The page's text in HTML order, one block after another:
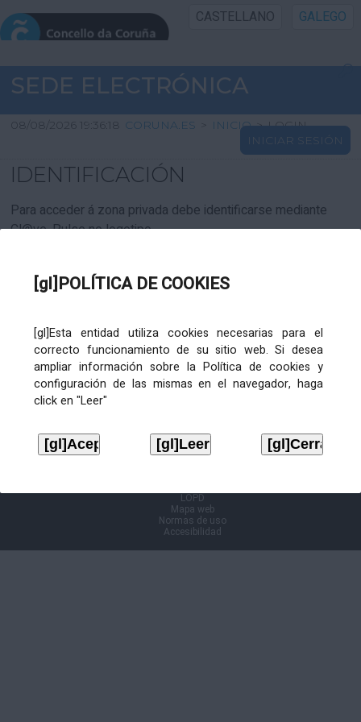
[gl]POLÍTICA DE COOKIES
[gl]Esta entidad utiliza cookies necesarias para el
correcto funcionamiento de su sitio web. Si desea
ampliar información sobre la Política de cookies y
configuración de las mismas en el navegador, haga
click en "Leer"
CASTELLANO GALEGO
INICIO SEDE
INICIO
INFORMACIÓN PÚBLICA
CARTAFOL CIDADÁN
SEDE ELECTRÓNICA
08/08/2026 19:36:18 CORUNA.ES > INICIO > LOGIN
INICIAR SESIÓN
IDENTIFICACIÓN
Para acceder á zona privada debe identificarse mediante
Cl@ve. Pulse no logotipo
LOPD
Mapa web
Normas de uso
Accesibilidad